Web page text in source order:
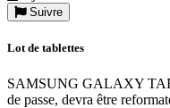
Suivre
Lot de tablettes
SAMSUNG GALAXY
de passe, devra être